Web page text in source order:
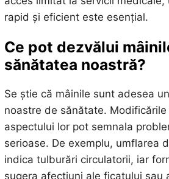
rapid și eficient este esențial.
Ce pot dezvălui
sănătatea noastră?
Se știe că mâinile sunt adesea
noastre de sănătate.
aspectului lor pot semnala
serioase. De exemplu, umflarea
indica tulburări circulatorii, iar
sugera afecțiuni ale ficatului sau